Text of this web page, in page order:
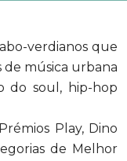
verdianos que
música urbana
do soul, hip-hop
Play, Dino
de Melhor